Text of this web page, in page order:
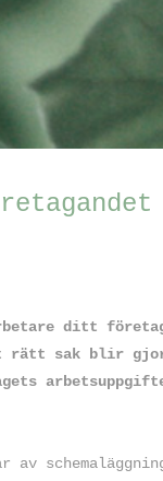
ditt
sak blir
av